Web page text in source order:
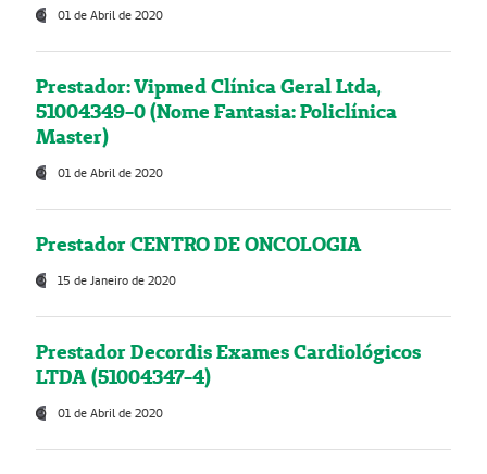
01 de Abril de 2020
Prestador: Vipmed Clínica Geral Ltda,
51004349-0 (Nome Fantasia: Policlínica
Master)
01 de Abril de 2020
Prestador CENTRO DE ONCOLOGIA
15 de Janeiro de 2020
Prestador Decordis Exames Cardiológicos
LTDA (51004347-4)
01 de Abril de 2020